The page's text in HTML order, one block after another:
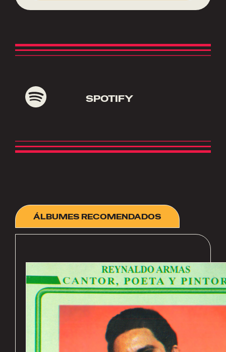
SPOTIFY
ÁLBUMES RECOMENDADOS